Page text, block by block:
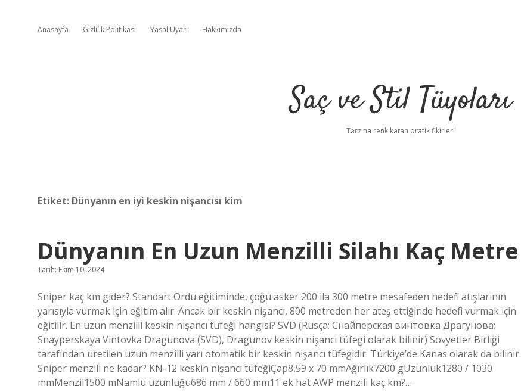
Anasayfa Gizlilik Politikası Yasal Uyarı Hakkımızda
Saç ve Stil Tüyoları
Tarzına renk katan pratik fikirler!
Etiket: Dünyanın en iyi keskin nişancısı kim
Dünyanın En Uzun Menzilli Silahı Kaç Metre
Tarih: Ekim 10, 2024
Sniper kaç km gider? Standart Ordu eğitiminde, çoğu asker 200 ila 300 metre mesafeden hedefi atışlarının
yarısıyla vurmak için eğitim alır. Ancak bir keskin nişancı, 800 metreden her ateş ettiğinde hedefi vurmak için
eğitilir. En uzun menzilli keskin nişancı tüfeği hangisi? SVD (Rusça: Снайперская винтовка Драгунова;
Snayperskaya Vintovka Dragunova (SVD), Dragunov keskin nişancı tüfeği olarak bilinir) Sovyetler Birliği
tarafından üretilen uzun menzilli yarı otomatik bir keskin nişancı tüfeğidir. Türkiye’de Kanas olarak da bilinir.
Sniper menzili ne kadar? KN-12 keskin nişancı tüfeğiÇap8,59 x 70 mmAğırlık7200 gUzunluk1280 / 1030
mmMenzil1500 mNamlu uzunluğu686 mm / 660 mm11 ek hat AWP menzili kaç km?…